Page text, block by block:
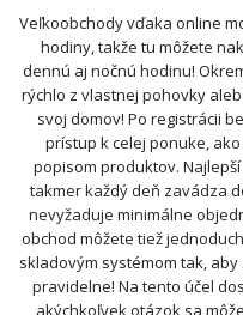
Veľkoobchody vďaka online
hodiny, takže tu môžete
dennú aj nočnú hodinu!
rýchlo z vlastnej pohovky
svoj domov! Po registrácii
prístup k celej ponuke,
popisom produktov.
takmer každý deň zavádza
nevyžaduje minimálne
obchod môžete tiež
skladovým systémom tak,
pravidelne! Na tento účel